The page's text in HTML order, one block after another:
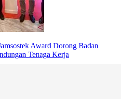
Award Dorong Badan
Tenaga Kerja